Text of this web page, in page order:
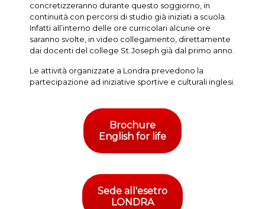
concretizzeranno durante questo soggiorno, in
continuità con percorsi di studio già iniziati a scuola.
Infatti all’interno delle ore curricolari alcune ore
saranno svolte, in video collegamento, direttamente
dai docenti del college St.Joseph già dal primo anno.
Le attività organizzate a Londra prevedono la
partecipazione ad iniziative sportive e culturali inglesi.
Brochure
English for life
Sede all'esetro
LONDRA